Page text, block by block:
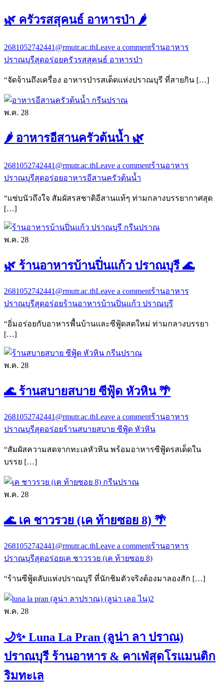
🌿 ครัวรสสุคนธ์ อาหารป่า 🌶️
2681052742441@rmutr.ac.thLeave a commentร้านอาหาร
ปราณบุรีสุดอร่อยครัวรสสุคนธ์ อาหารป่า
“จัดจ้านถึงเครื่อง อาหารป่ารสเด็ดแห่งปราณบุรี ที่สายกิน […]
พ.ค. 28
🌶️ อาหารอีสานครัวต้นน้ำ 🌿
2681052742441@rmutr.ac.thLeave a commentร้านอาหาร
ปราณบุรีสุดอร่อยอาหารอีสานครัวต้นน้ำ
“แซ่บนัวถึงใจ สัมผัสรสชาติอีสานแท้ๆ ท่ามกลางบรรยากาศสุด
[…]
พ.ค. 28
🌿 ร้านอาหารบ้านปิ่นแก้ว ปราณบุรี 🌊
2681052742441@rmutr.ac.thLeave a commentร้านอาหาร
ปราณบุรีสุดอร่อยร้านอาหารบ้านปิ่นแก้ว ปราณบุรี
“อิ่มอร่อยกับอาหารพื้นบ้านและซีฟู้ดสดใหม่ ท่ามกลางบรรยา
[…]
พ.ค. 28
🌊 ร้านสบายสบาย ซีฟู้ด หัวหิน 🌴
2681052742441@rmutr.ac.thLeave a commentร้านอาหาร
ปราณบุรีสุดอร่อยร้านสบายสบาย ซีฟู้ด หัวหิน
“สัมผัสความสดจากทะเลหัวหิน พร้อมอาหารซีฟู้ดรสเด็ดใน
บรรย […]
พ.ค. 28
🌊 เค ชาวรวย (เค ท้ายซอย 8) 🌴
2681052742441@rmutr.ac.thLeave a commentร้านอาหาร
ปราณบุรีสุดอร่อยเค ชาวรวย (เค ท้ายซอย 8)
“ร้านซีฟู้ดลับแห่งปราณบุรี ที่นักชิมตัวจริงต้องมาลองสัก […]
พ.ค. 28
🌙✨ Luna La Pran (ลูน่า ลา ปราณ)
ปราณบุรี ร้านอาหาร & คาเฟ่สุดโรแมนติก
ริมทะเล